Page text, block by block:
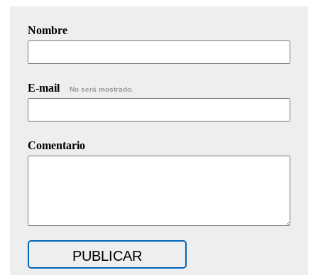
Nombre
E-mail No será mostrado.
Comentario